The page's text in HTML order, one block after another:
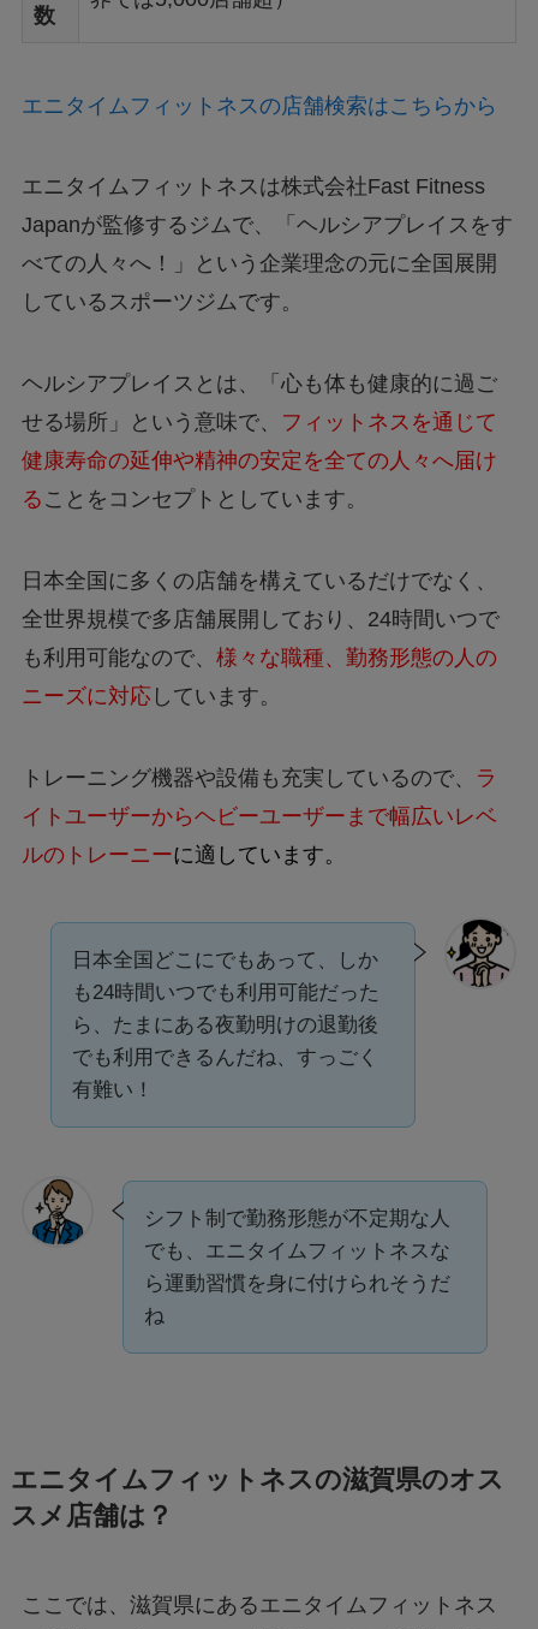
数
エニタイムフィットネスの店舗検索はこちらから
エニタイムフィットネスは株式会社Fast Fitness
Japanが監修するジムで、
「ヘルシアプレイスをす
べての人々へ！」という企業理念の元に全国展開
しているスポーツジムです。
ヘルシアプレイスとは、
「心も体も健康的に過ご
せる場所」という意味で、
フィットネスを通じて
健康寿命の延伸や精神の安定を全ての人々へ届け
る ことをコンセプトとしています。
日本全国に多くの店舗を構えているだけでなく、
全世界規模で多店舗展開しており、24時間いつで
も利用可能なので、 様々な職種、勤務形態の人の
ニーズに対応 しています。
トレーニング機器や設備も充実しているので、
ラ
イトユーザーからヘビーユーザーまで幅広いレベ
ルのトレーニーに適しています。
日本全国どこにでもあって、しか
も24時間いつでも利用可能だった
ら、たまにある夜勤明けの退勤後
でも利用できるんだね、すっごく
有難い！
シフト制で勤務形態が不定期な人
でも、エニタイムフィットネスな
ら運動習慣を身に付けられそうだ
ね
エニタイムフィットネスの滋賀県のオス
スメ店舗は？
ここでは、滋賀県にあるエニタイムフィットネス